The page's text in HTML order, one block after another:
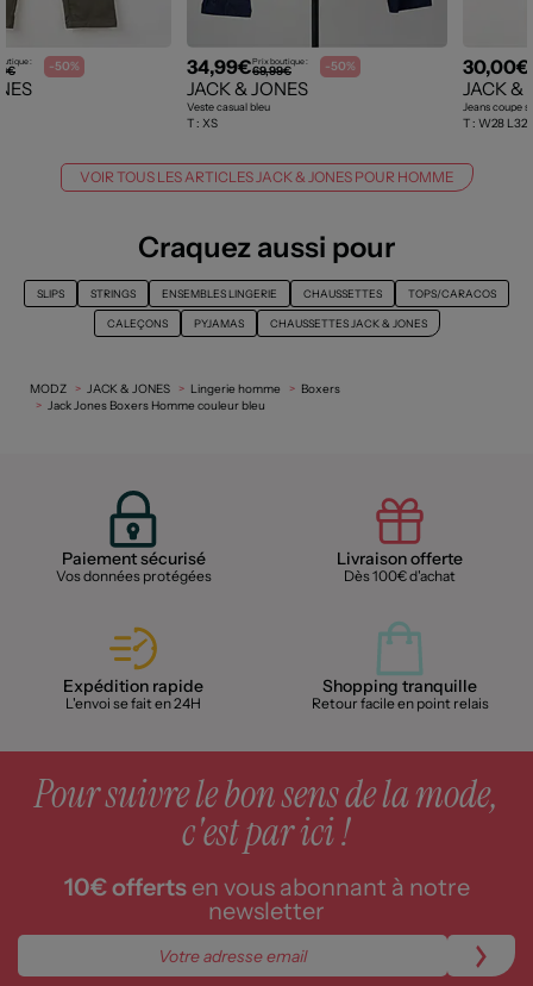
: -50% 34,99€Prix boutique :
69,99€ -50%
JACK & JONES
Veste casual bleu
T : XS
30,00€
JACK &
T : W28
VOIR TOUS LES ARTICLES JACK & JONES POUR HOMME
Craquez aussi pour
SLIPS STRINGS ENSEMBLES LINGERIE CHAUSSETTES TOPS/CARACOS
CALEÇONS PYJAMAS CHAUSSETTES JACK & JONES
MODZ JACK & JONES Lingerie homme
Boxers
Jack Jones Boxers Homme couleur bleu
Paiement sécurisé
Vos données protégées
Livraison offerte
Dès 100€ d'achat
Expédition rapide
L'envoi se fait en 24H
Shopping tranquille
Retour facile en point relais
Pour suivre le bon sens de la mode,
c'est par ici !
10€ offertsen vous abonnant à notre
newsletter